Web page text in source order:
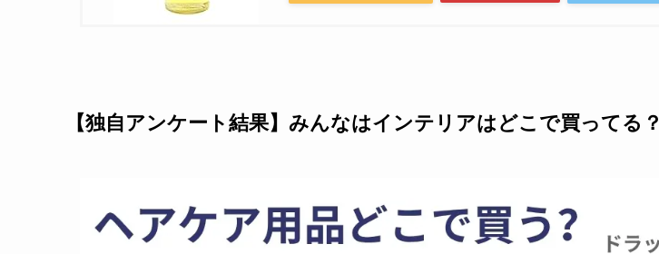
【独自アンケート結果】みんなはインテリアはどこで買ってる？